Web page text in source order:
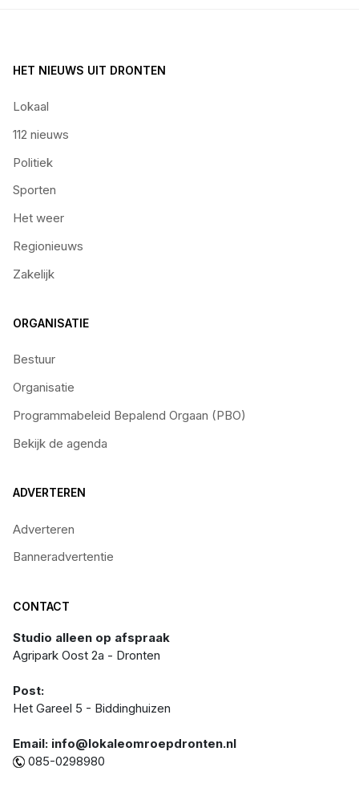
HET NIEUWS UIT DRONTEN
Lokaal
112 nieuws
Politiek
Sporten
Het weer
Regionieuws
Zakelijk
ORGANISATIE
Bestuur
Organisatie
Programmabeleid Bepalend Orgaan (PBO)
Bekijk de agenda
ADVERTEREN
Adverteren
Banneradvertentie
CONTACT
Studio alleen op afspraak
Agripark Oost 2a - Dronten
Post:
Het Gareel 5 - Biddinghuizen
Email: info@lokaleomroepdronten.nl
085-0298980